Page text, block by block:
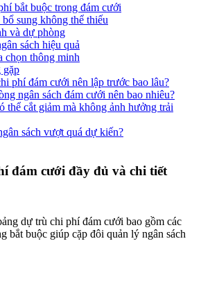
bắt buộc trong đám cưới
sung không thể thiếu
và dự phòng
sách hiệu quả
chọn thông minh
gặp
phí đám cưới nên lập trước bao lâu?
ngân sách đám cưới nên bao nhiêu?
thể cắt giảm mà không ảnh hưởng trải
sách vượt quá dự kiến?
đám cưới đầy đủ và chi tiết
dự trù chi phí đám cưới bao gồm các
bắt buộc giúp cặp đôi quản lý ngân sách